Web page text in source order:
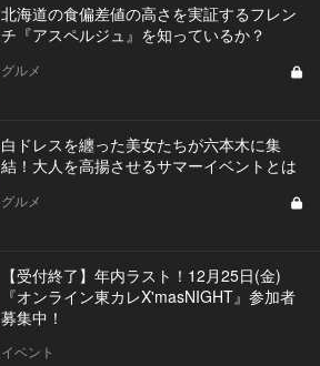
北海道の食偏差値の高さを実証するフレン
チ『アスペルジュ』を知っているか？
グルメ
白ドレスを纏った美女たちが六本木に集
結！大人を高揚させるサマーイベントとは
グルメ
【受付終了】年内ラスト！12月25日(金)
『オンライン東カレX'masNIGHT』参加者
募集中！
イベント